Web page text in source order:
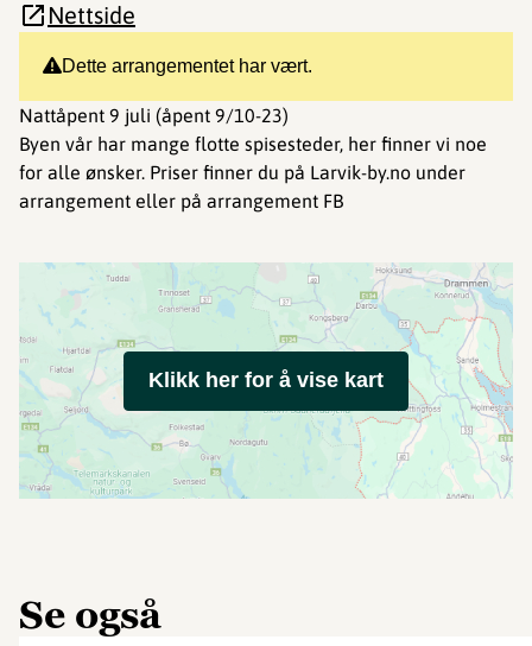
Dette arrangementet har vært.
Nattåpent 9 juli (åpent 9/10-23)
Byen vår har mange flotte spisesteder, her finner vi noe
for alle ønsker. Priser finner du på Larvik-by.no under
arrangement eller på arrangement FB
Nettside
Klikk her for å vise kart
Se også